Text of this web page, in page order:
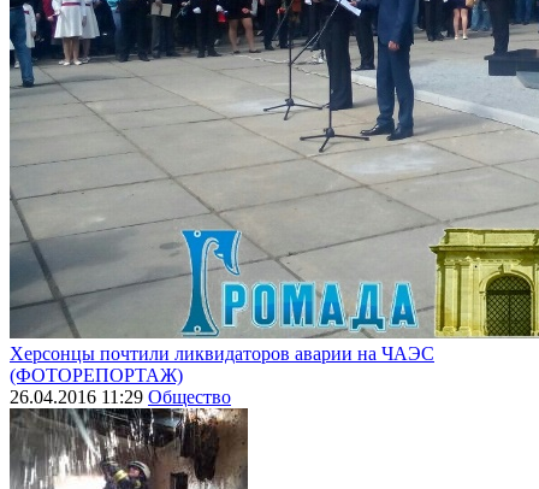
Херсонцы почтили ликвидаторов аварии на ЧАЭС
(ФОТОРЕПОРТАЖ)
26.04.2016 11:29 Общество